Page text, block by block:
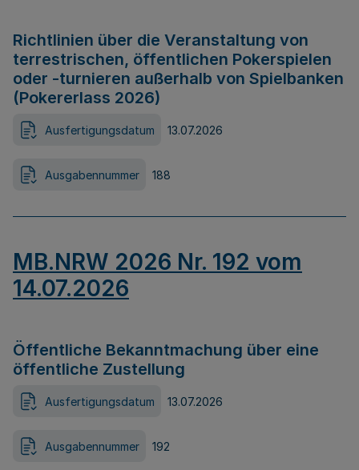
Richtlinien über die Veranstaltung von
terrestrischen, öffentlichen Pokerspielen
oder -turnieren außerhalb von Spielbanken
(Pokererlass 2026)
Ausfertigungsdatum 13.07.2026
Ausgabennummer 188
MB.NRW 2026 Nr. 192 vom
14.07.2026
Öffentliche Bekanntmachung über eine
öffentliche Zustellung
Ausfertigungsdatum 13.07.2026
Ausgabennummer 192